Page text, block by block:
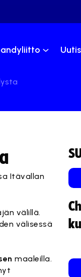
Itävallan
välillä.
välisessä
maaleilla.